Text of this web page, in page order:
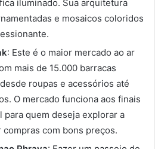
iluminado. Sua arquitetura
e mosaicos coloridos
: Este é o maior mercado ao ar
mais de 15.000 barracas
roupas e acessórios até
O mercado funciona aos finais
para quem deseja explorar a
com bons preços.